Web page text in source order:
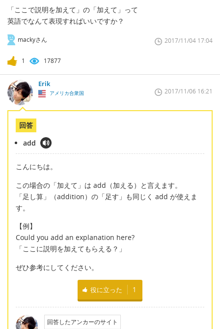
「ここで説明を加えて」の「加えて」って
英語でなんて表現すればいいですか？
mackyさん 2017/11/04 17:04
1 17877
Erik
アメリカ合衆国 2017/11/06 16:21
回答
add
こんにちは。
この場合の「加えて」は add（加える）と言えます。
「足し算」（addition）の「足す」も同じく add が使えま
す。
【例】
Could you add an explanation here?
「ここに説明を加えてもらえる？」
ぜひ参考にしてください。
役に立った 1
回答したアンカーのサイト